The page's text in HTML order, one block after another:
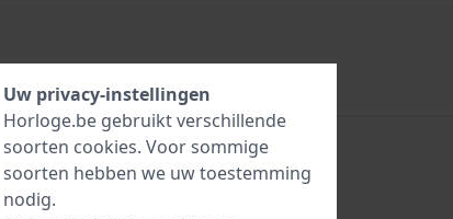
Uw privacy-instellingen
Horloge.be gebruikt verschillende
soorten cookies. Voor sommige
soorten hebben we uw toestemming
nodig.